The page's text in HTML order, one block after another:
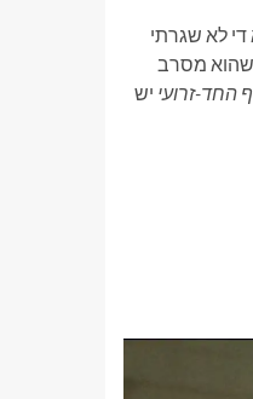
לא שגרתי
שהוא מסרב
החד-זרועי יש